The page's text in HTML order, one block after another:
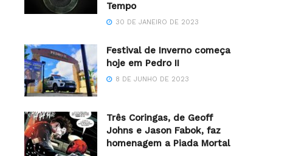
Tempo
30 DE JANEIRO DE 2023
Festival de Inverno começa
hoje em Pedro II
8 DE JUNHO DE 2023
Três Coringas, de Geoff
Johns e Jason Fabok, faz
homenagem a Piada Mortal